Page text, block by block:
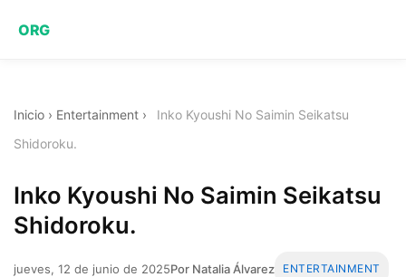
ORG
Inicio › Entertainment ›
Inko Kyoushi No Saimin Seikatsu
Shidoroku.
Inko Kyoushi No Saimin Seikatsu
Shidoroku.
jueves, 12 de junio de 2025Por Natalia Álvarez ENTERTAINMENT